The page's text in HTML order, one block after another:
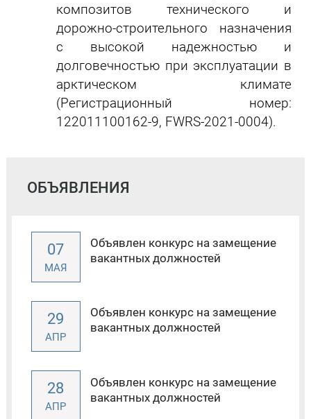
композитов технического и
дорожно-строительного назначения
с высокой надежностью и
долговечностью при эксплуатации в
арктическом климате
(Регистрационный номер:
122011100162-9, FWRS-2021-0004).
ОБЪЯВЛЕНИЯ
07
МАЯ
Объявлен конкурс на замещение
вакантных должностей
29
АПР
Объявлен конкурс на замещение
вакантных должностей
28
АПР
Объявлен конкурс на замещение
вакантных должностей